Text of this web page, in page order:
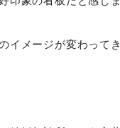
イメージが変わって